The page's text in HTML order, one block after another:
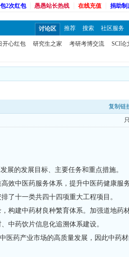
2次红包 愚愚站长热线 在线充值 捐助制
讨论区 推荐 搜索 社区服务
开心红包 研究生之家 考研考博交流 SCI论
复制链
展的发展目标、主要任务和重点措施。
效中医药服务体系，提升中医药健康服
了十一类共四十四项重大工程项目。
构建中药材良种繁育体系。加强道地药
中药饮片信息化追溯体系建设。
医药产业市场的高质量发展，因此中药